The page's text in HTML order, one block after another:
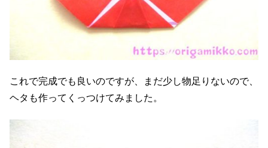
これで完成でも良いのですが、まだ少し物足りないので、
ヘタも作ってくっつけてみました。